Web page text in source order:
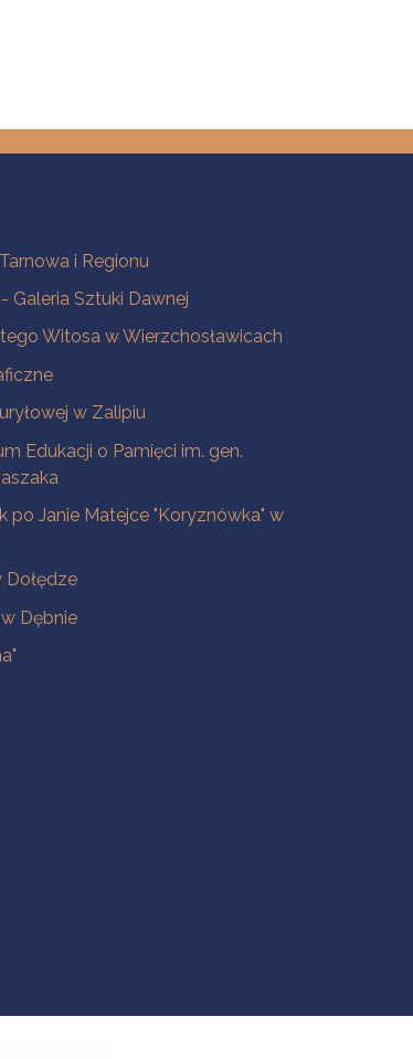
i Regionu
Galeria Sztuki Dawnej
Witosa w Wierzchosławicach
w Zalipiu
Edukacji o Pamięci im. gen.
po Janie Matejce "Koryznówka" w
Dołędze
Dębnie